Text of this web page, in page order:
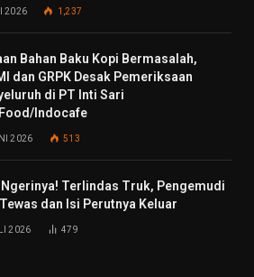
2026 1,237
Bahan Baku Kopi Bermasalah,
dan GRPK Desak Pemeriksaan
di PT Inti Sari
Indocafe
2026 513
Ngerinya! Terlindas Truk, Pengemudi
dan Isi Perutnya Keluar
2026 479